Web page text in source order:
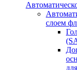
слоем